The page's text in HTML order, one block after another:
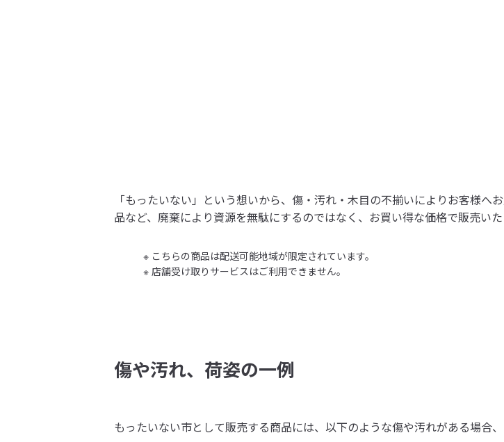
「もったいない」という想いから、傷・汚れ・木目の不揃いによりお客様
品など、廃棄により資源を無駄にするのではなく、お買い得な価格で販売いた
こちらの商品は配送可能地域が限定されています。
店舗受け取りサービスはご利用できません。
傷や汚れ、荷姿の一例
もったいない市として販売する商品には、以下のような傷や汚れがある場合